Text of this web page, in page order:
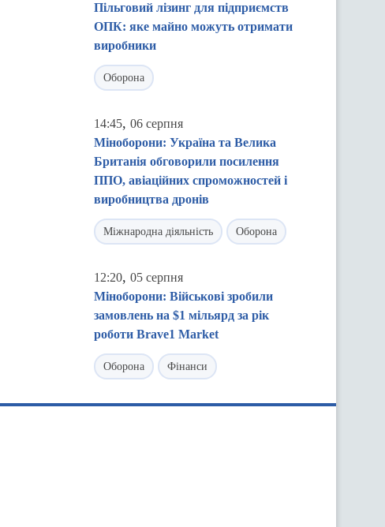
Пільговий лізинг для підприємств
ОПК: яке майно можуть отримати
виробники
Оборона
14:45, 06 серпня
Міноборони: Україна та Велика
Британія обговорили посилення
ППО, авіаційних спроможностей і
виробництва дронів
Міжнародна діяльність Оборона
12:20, 05 серпня
Міноборони: Військові зробили
замовлень на $1 мільярд за рік
роботи Brave1 Market
Оборона Фінанси